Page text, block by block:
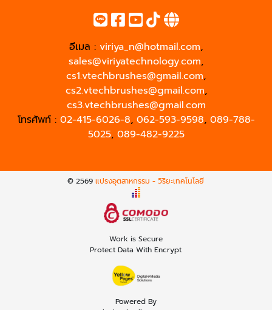
อีเมล : viriya_n@hotmail.com,
sales@viriyatechnology.com,
cs1.vtechbrushes@gmail.com,
cs2.vtechbrushes@gmail.com,
cs3.vtechbrushes@gmail.com
โทรศัพท์ : 02-415-6026-8, 062-593-9598, 089-788-
5025, 089-482-9225
© 2569แปรงอุตสาหกรรม - วิริยะเทคโนโลยี
Work is Secure
Protect Data With Encrypt
Powered By